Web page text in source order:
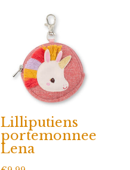
Lilliputiens
portemonnee
Lena